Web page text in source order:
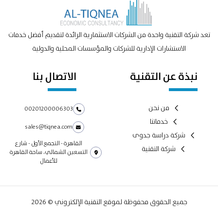
تعد شركة التقنية واحدة من الشركات الاستثمارية الرائدة لتقديم أفضل خدمات
الاستشارات الإدارية للشركات والمؤسسات المحلية والدولية
نبذة عن التقنية
من نحن
خدماتنا
شركة دراسة جدوى
شركة التقنية
الاتصال بنا
00201200006303
sales@tiqnea.com
القاهرة - التجمع الأول - شارع
التسعين الشمالي، ساحة القاهرة
للأعمال
جميع الحقوق محفوظة لموقع التقنية الإلكتروني © 2026